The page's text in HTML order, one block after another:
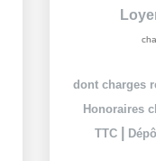
dont charges
Honoraires
TTC